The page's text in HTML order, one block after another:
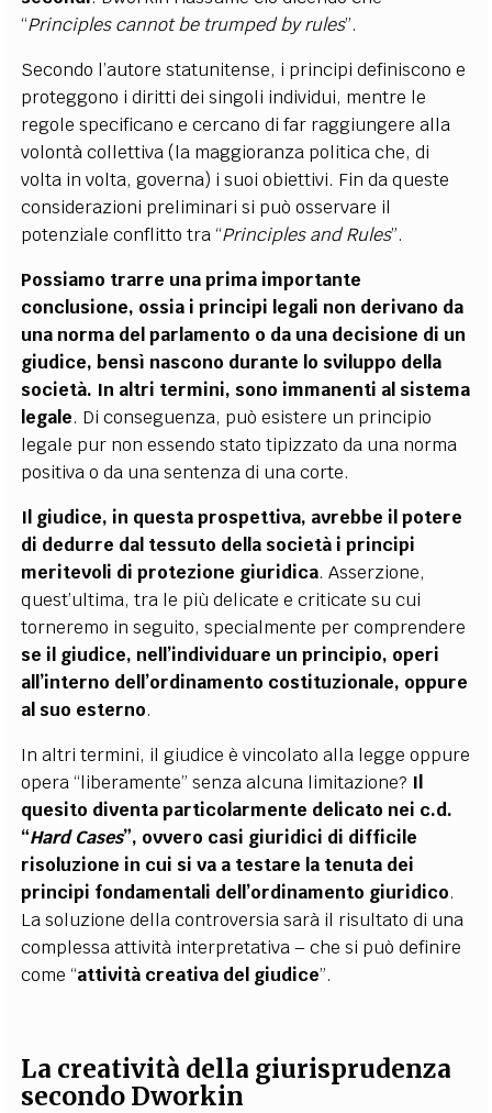
“Principles cannot be trumped by rules”.
Secondo l’autore statunitense, i principi definiscono e
proteggono i diritti dei singoli individui, mentre le
regole specificano e cercano di far raggiungere alla
volontà collettiva (la maggioranza politica che, di
volta in volta, governa) i suoi obiettivi. Fin da queste
considerazioni preliminari si può osservare il
potenziale conflitto tra “Principles and Rules”.
Possiamo trarre una prima importante
conclusione, ossia i principi legali non derivano da
una norma del parlamento o da una decisione di un
giudice, bensì nascono durante lo sviluppo della
società. In altri termini, sono immanenti al sistema
legale. Di conseguenza, può esistere un principio
legale pur non essendo stato tipizzato da una norma
positiva o da una sentenza di una corte.
Il giudice, in questa prospettiva, avrebbe il potere
di dedurre dal tessuto della società i principi
meritevoli di protezione giuridica. Asserzione,
quest’ultima, tra le più delicate e criticate su cui
torneremo in seguito, specialmente per comprendere
se il giudice, nell’individuare un principio, operi
all’interno dell’ordinamento costituzionale, oppure
al suo esterno.
In altri termini, il giudice è vincolato alla legge oppure
opera “liberamente” senza alcuna limitazione? Il
quesito diventa particolarmente delicato nei c.d.
“Hard Cases”, ovvero casi giuridici di difficile
risoluzione in cui si va a testare la tenuta dei
principi fondamentali dell’ordinamento giuridico.
La soluzione della controversia sarà il risultato di una
complessa attività interpretativa – che si può definire
come “attività creativa del giudice”.
La creatività della giurisprudenza
secondo Dworkin